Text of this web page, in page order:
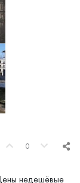
0
недешёвые